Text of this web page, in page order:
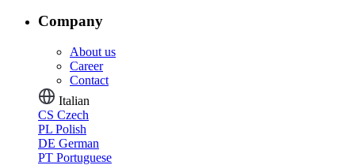
Company
About us
Career
Contact
Italian
CS Czech
PL Polish
DE German
PT Portuguese